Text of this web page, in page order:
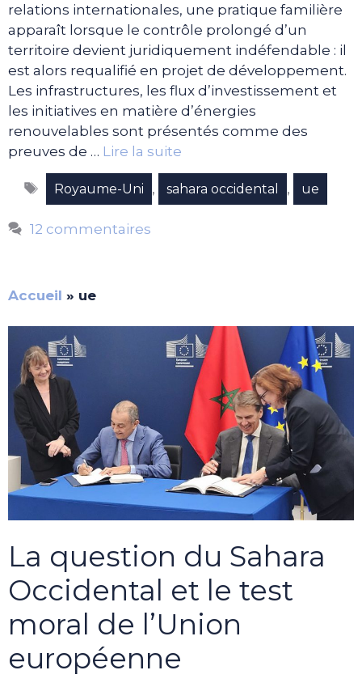
relations internationales, une pratique familière
apparaît lorsque le contrôle prolongé d’un
territoire devient juridiquement indéfendable : il
est alors requalifié en projet de développement.
Les infrastructures, les flux d’investissement et
les initiatives en matière d’énergies
renouvelables sont présentés comme des
preuves de … Lire la suite
Étiquettes
Royaume-Uni , sahara occidental , ue
12 commentaires
Accueil » ue
La question du Sahara
Occidental et le test
moral de l’Union
européenne